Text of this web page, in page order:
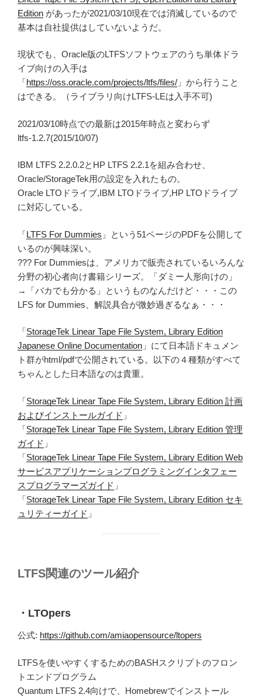
Edition があったが2021/03/10現在では消滅しているので
基本は自社提供はしていないようだ。
現状でも、Oracle版のLTFSソフトウェアのうち単体ドラ
イブ向けの入手は
「https://oss.oracle.com/projects/ltfs/files/ 」から行うこと
はできる。（ライブラリ向けLTFS-LEは入手不可)
2021/03/10時点での最新は2015年時点と変わらず
ltfs-1.2.7(2015/10/07)
IBM LTFS 2.2.0.2とHP LTFS 2.2.1を組み合わせ、
Oracle/StorageTek用の設定を入れたもの。
Oracle LTOドライブ,IBM LTOドライブ,HP LTOドライブ
に対応している。
「LTFS For Dummies 」という51ページのPDFを公開して
いるのが興味深い。
??? For Dummiesは、アメリカで販売されているいろんな
分野の初心者向け書籍シリーズ。「ダミー人形向けの」
→「バカでも分かる」というものなんだけど・・・この
LFS for Dummies、解説具合が微妙過ぎるなぁ・・・
「StorageTek Linear Tape File System, Library Edition
Japanese Online Documentation 」にて日本語ドキュメン
ト群がhtml/pdfで公開されている。以下の４種類がすべて
ちゃんとした日本語なのは貴重。
「StorageTek Linear Tape File System, Library Edition 計画
およびインストールガイド 」
「StorageTek Linear Tape File System, Library Edition 管理
ガイド 」
「StorageTek Linear Tape File System, Library Edition Web
サービスアプリケーションプログラミングインタフェー
スプログラマーズガイド 」
「StorageTek Linear Tape File System, Library Edition セキ
ュリティーガイド 」
LTFS関連のツール紹介
・LTOpers
公式: https://github.com/amiaopensource/ltopers
LTFSを使いやすくするためのBASHスクリプトのフロン
トエンドプログラム
Quantum LTFS 2.4向けで、Homebrewでインストール